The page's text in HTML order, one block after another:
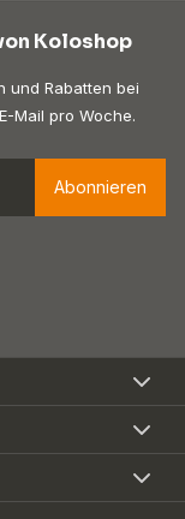
Koloshop
und Rabatten bei
Mail pro Woche.
Abonnieren